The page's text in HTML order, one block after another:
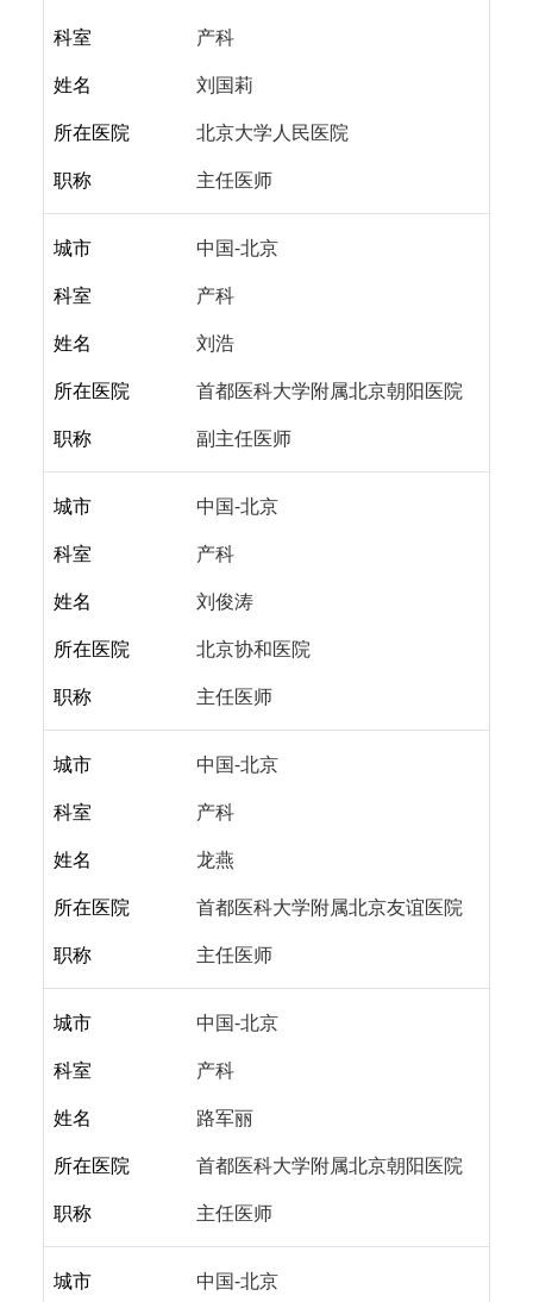
科室
产科
姓名
刘国莉
所在医院
北京大学人民医院
职称
主任医师
城市
中国-北京
科室
产科
姓名
刘浩
所在医院
首都医科大学附属北京朝阳医院
职称
副主任医师
城市
中国-北京
科室
产科
姓名
刘俊涛
所在医院
北京协和医院
职称
主任医师
城市
中国-北京
科室
产科
姓名
龙燕
所在医院
首都医科大学附属北京友谊医院
职称
主任医师
城市
中国-北京
科室
产科
姓名
路军丽
所在医院
首都医科大学附属北京朝阳医院
职称
主任医师
城市
中国-北京